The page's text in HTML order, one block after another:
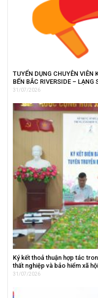
TUYỂN DỤNG CHUYÊN VIÊN
BẾN BẮC RIVERSIDE – LẠNG
31/07/2026
Ký kết thoả thuận hợp tác
thất nghiệp và bảo hiểm xã hội
31/07/2026